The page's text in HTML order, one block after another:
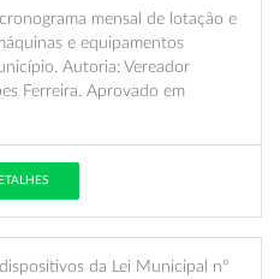
mensal de lotação e
e equipamentos
Autoria: Vereador
Ferreira. Aprovado em
da Lei Municipal nº